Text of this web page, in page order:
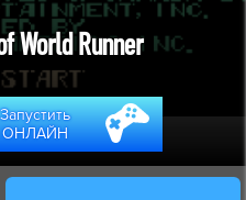
World Runner
Запустить
ОНЛАЙН